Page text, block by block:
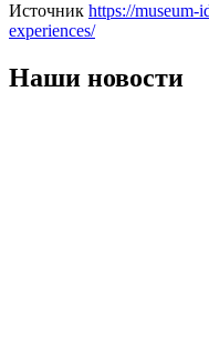
Источник https://museum-
experiences/
Наши новости